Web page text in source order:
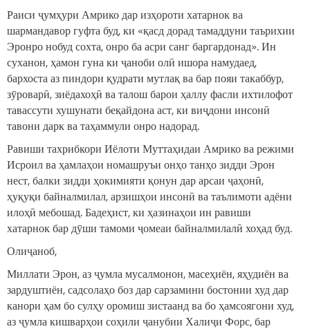
Раиси ҷумҳури Амрико дар изҳороти хатарнок ва
шармандавор гуфта буд, ки «қасд дорад тамаддуни таърихии
Эронро нобуд сохта, онро ба асри санг баргардонад». Ин
суханон, ҳамон гуна ки ҷаноби олӣ ишора намудаед,
бархоста аз пиндори қудрати мутлақ ва бар пояи такаббур,
зӯроварӣ, зиёдахоҳӣ ва талош барои ҳаллу фасли ихтилофот
тавассути хушунати беқайдона аст, ки виҷдони инсонӣ
тавони дарк ва таҳаммули онро надорад.
Равиши тахрибкори Иёлоти Муттаҳидаи Амрико ва режими
Исроил ва ҳамлаҳои номашруъи онҳо танҳо зидди Эрон
нест, балки зидди ҳокимияти қонун дар арсаи ҷаҳонӣ,
ҳуқуқи байналмилал, арзишҳои инсонӣ ва таълимоти адёни
илоҳӣ мебошад. Бадеҳист, ки ҳазинаҳои ин равиши
хатарнок бар дӯши тамоми ҷомеаи байналмилалӣ хоҳад буд.
Олиҷаноб,
Миллати Эрон, аз ҷумла мусалмонон, масеҳиён, яҳудиён ва
зардуштиён, садсолаҳо боз дар сарзамини бостонии худ дар
канори ҳам бо сулҳу оромиш зистаанд ва бо ҳамсоягони худ,
аз ҷумла кишварҳои соҳили ҷанубии Халиҷи Форс, бар